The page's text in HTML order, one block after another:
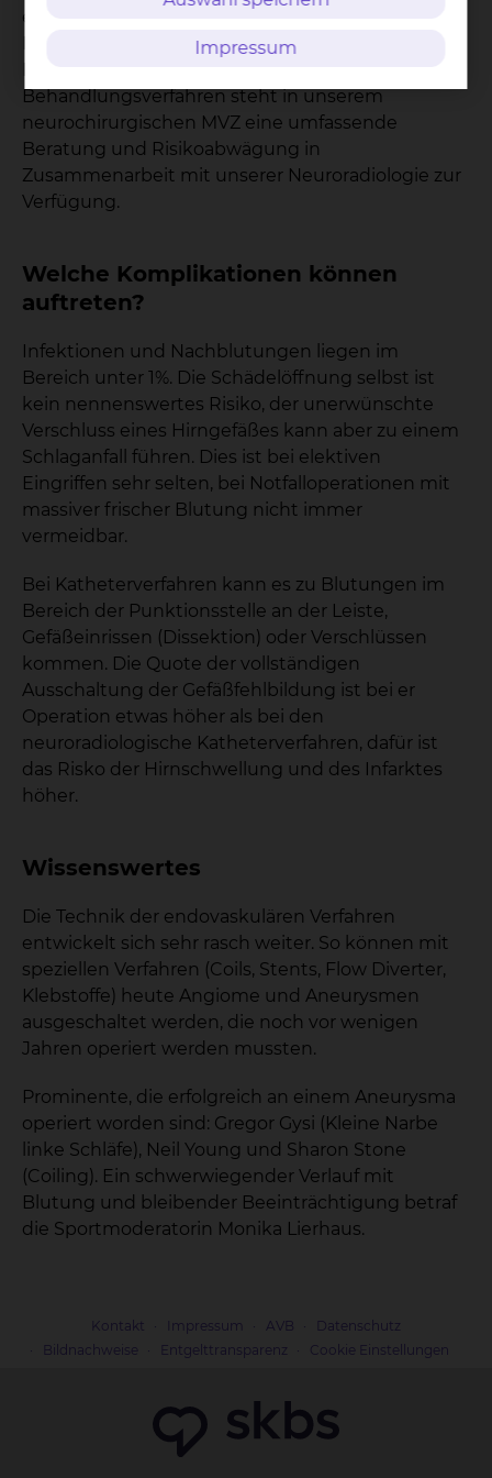
entdeckt, möglicherweise im Rahmen der
Diagnostik bei anderen Erkrankungen. Für die
Behandlungsverfahren steht in unserem
neurochirurgischen MVZ eine umfassende
Beratung und Risikoabwägung in
Zusammenarbeit mit unserer Neuroradiologie zur
Verfügung.
Welche Komplikationen können
auftreten?
Infektionen und Nachblutungen liegen im
Bereich unter 1%. Die Schädelöffnung selbst ist
kein nennenswertes Risiko, der unerwünschte
Verschluss eines Hirngefäßes kann aber zu einem
Schlaganfall führen. Dies ist bei elektiven
Eingriffen sehr selten, bei Notfalloperationen mit
massiver frischer Blutung nicht immer
vermeidbar.
Bei Katheterverfahren kann es zu Blutungen im
Bereich der Punktionsstelle an der Leiste,
Gefäßeinrissen (Dissektion) oder Verschlüssen
kommen. Die Quote der vollständigen
Ausschaltung der Gefäßfehlbildung ist bei er
Operation etwas höher als bei den
neuroradiologische Katheterverfahren, dafür ist
das Risko der Hirnschwellung und des Infarktes
höher.
Wissenswertes
Die Technik der endovaskulären Verfahren
entwickelt sich sehr rasch weiter. So können mit
speziellen Verfahren (Coils, Stents, Flow Diverter,
Klebstoffe) heute Angiome und Aneurysmen
ausgeschaltet werden, die noch vor wenigen
Jahren operiert werden mussten.
Prominente, die erfolgreich an einem Aneurysma
operiert worden sind: Gregor Gysi (Kleine Narbe
linke Schläfe), Neil Young und Sharon Stone
(Coiling). Ein schwerwiegender Verlauf mit
Blutung und bleibender Beeinträchtigung betraf
die Sportmoderatorin Monika Lierhaus.
Kontakt Impressum AVB
Datenschutz
Bildnachweise
Entgelttransparenz Cookie Einstellungen
Impressum